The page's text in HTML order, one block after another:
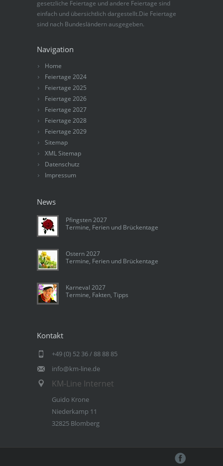
gesetzliche Feiertage und andere Feiertage sind
einfach und übersichtlich dargestellt.Die Feiertage
sind nach Bundesländern ausgegeben.
Navigation
Home
Feiertage 2024
Feiertage 2025
Feiertage 2026
Feiertage 2027
Feiertage 2028
Feiertage 2029
Sitemap
XML Sitemap
Datenschutz
Impressum
News
Pfingsten 2027
Termine, Ferien und Brückentage
Ostern 2027
Termine, Ferien und Brückentage
Karneval 2027
Termine, Fakten, Tipps
Kontakt
+49 (0) 52 36 / 88 88 85
info@km-line.de
KM-Line Internet
Guido Krone
Niederkamp 11
32825 Blomberg